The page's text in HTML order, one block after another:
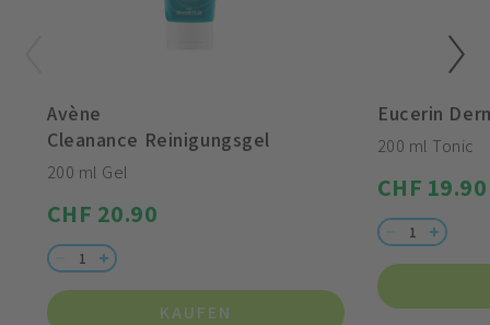
Avène
Cleanance Reinigungsgel
200 ml Gel
CHF 20.90
KAUFEN
200 ml Tonic
CHF 19.90